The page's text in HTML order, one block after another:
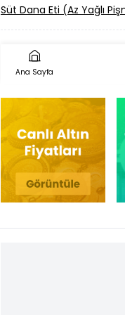
Süt Dana Eti (Az Yağlı
Ana Sayfa